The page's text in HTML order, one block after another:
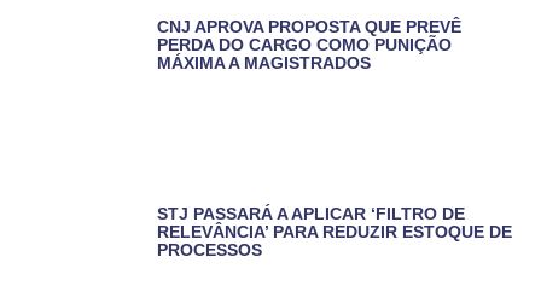
CNJ APROVA PROPOSTA QUE PREVÊ
PERDA DO CARGO COMO PUNIÇÃO
MÁXIMA A MAGISTRADOS
STJ PASSARÁ A APLICAR ‘FILTRO DE
RELEVÂNCIA’ PARA REDUZIR ESTOQUE DE
PROCESSOS